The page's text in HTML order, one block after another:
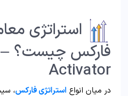
استراتژی
Activator
در میان انواع استراتژی فارکس